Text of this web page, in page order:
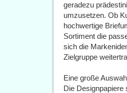
geradezu
umzusetzen. Ob
hochwertige
Sortiment die
sich die
Zielgruppe
Eine große
Die Designpapiere